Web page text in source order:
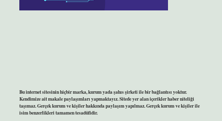
Bu internet sitesinin hiçbir marka, kurum yada şahıs şirketi ile bir bağlantısı yoktur.
Kendimize ait makale paylaşımları yapmaktayız. Sitede yer alan içerikler haber niteliği
taşımaz. Gerçek kurum ve kişiler hakkında paylaşım yapılmaz. Gerçek kurum ve kişiler ile
isim benzerlikleri tamamen tesadüfidir.